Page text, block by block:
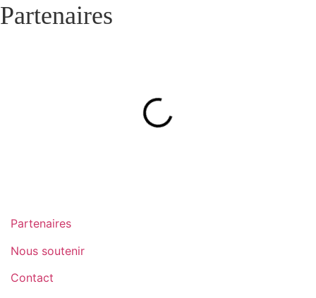
Partenaires
Partenaires
Nous soutenir
Contact